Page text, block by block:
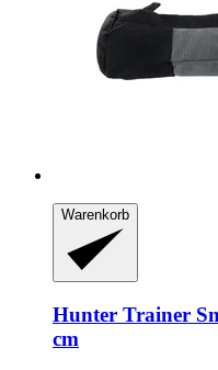
Warenkorb
Hunter Trainer
cm